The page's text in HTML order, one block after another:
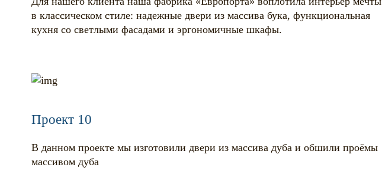
в классическом стиле: надежные двери из массива бука, функциональная
кухня со светлыми фасадами и эргономичные шкафы.
Проект 10
В данном проекте мы изготовили двери из массива дуба и обшили проёмы
массивом дуба